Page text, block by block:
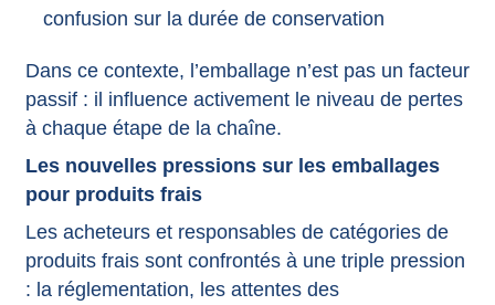
confusion sur la durée de conservation
Dans ce contexte, l’emballage n’est pas un facteur
passif : il influence activement le niveau de pertes
à chaque étape de la chaîne.
Les nouvelles pressions sur les emballages
pour produits frais
Les acheteurs et responsables de catégories de
produits frais sont confrontés à une triple pression
: la réglementation, les attentes des